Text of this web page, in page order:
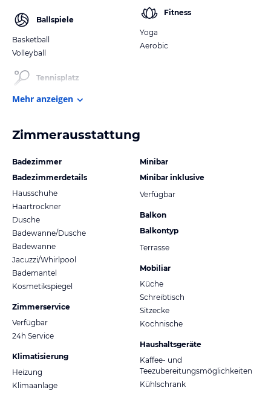
Ballspiele
Basketball
Volleyball
Tennisplatz
Fitness
Yoga
Aerobic
Mehr anzeigen
Zimmerausstattung
Badezimmer
Badezimmerdetails
Hausschuhe
Haartrockner
Dusche
Badewanne/Dusche
Badewanne
Jacuzzi/Whirlpool
Bademantel
Kosmetikspiegel
Zimmerservice
Verfügbar
24h Service
Klimatisierung
Heizung
Klimaanlage
Minibar
Minibar inklusive
Verfügbar
Balkon
Balkontyp
Terrasse
Mobiliar
Küche
Schreibtisch
Sitzecke
Kochnische
Haushaltsgeräte
Kaffee- und
Teezubereitungsmöglichkeiten
Kühlschrank